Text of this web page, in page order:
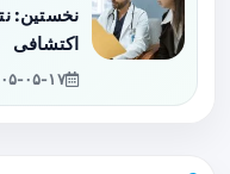
نخستین:
اکتشافی
۱۴۰۵-